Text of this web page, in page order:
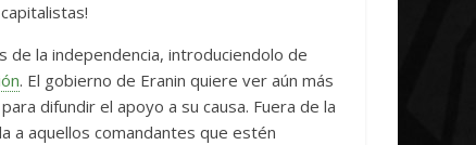
de la independencia, introduciendolo de
. El gobierno de Eranin quiere ver aún más
difundir el apoyo a su causa. Fuera de la
a aquellos comandantes que estén